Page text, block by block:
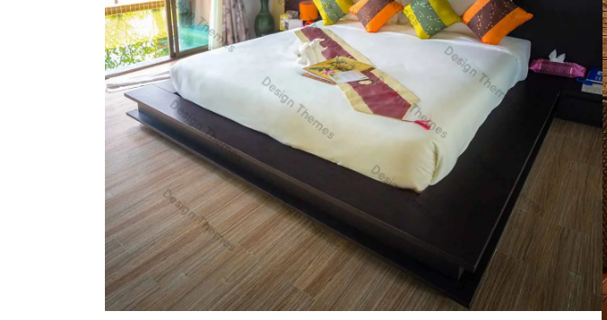
Villa style
Nulla rhoncus efficitur augue